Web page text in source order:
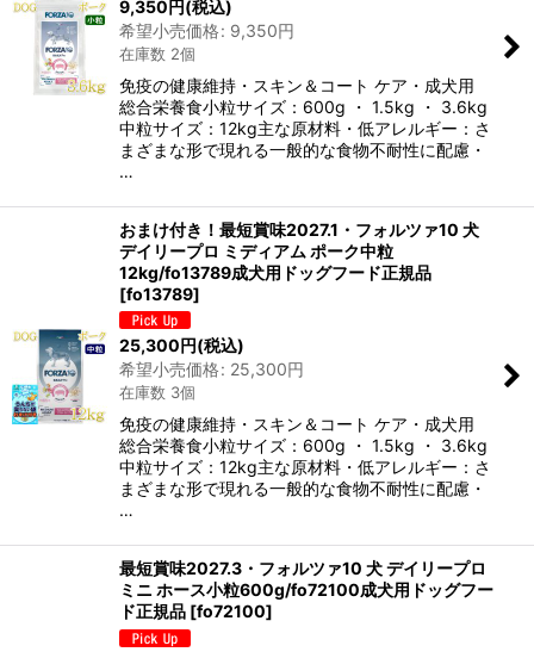
9,350 円(税込)
希望小売価格: 9,350円
在庫数 2個
免疫の健康維持・スキン＆コート ケア・成犬用
総合栄養食小粒サイズ：600g ・ 1.5kg ・ 3.6kg
中粒サイズ：12kg主な原材料・低アレルギー：さ
まざまな形で現れる一般的な食物不耐性に配慮・
…
おまけ付き！最短賞味2027.1・フォルツァ10 犬
デイリープロ ミディアム ポーク中粒
12kg/fo13789成犬用ドッグフード正規品
[fo13789]
25,300 円(税込)
希望小売価格: 25,300円
在庫数 3個
免疫の健康維持・スキン＆コート ケア・成犬用
総合栄養食小粒サイズ：600g ・ 1.5kg ・ 3.6kg
中粒サイズ：12kg主な原材料・低アレルギー：さ
まざまな形で現れる一般的な食物不耐性に配慮・
…
最短賞味2027.3・フォルツァ10 犬 デイリープロ
ミニ ホース小粒600g/fo72100成犬用ドッグフー
ド正規品 [fo72100]